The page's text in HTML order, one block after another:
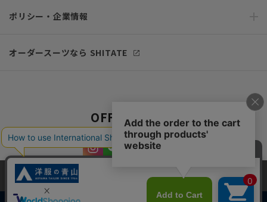
ポリシー・企業情報
オーダースーツなら SHITATE
OFFICIAL SNS
当サイトでは、快適な閲覧体験とコンテンツ改善のためにCookieを使用